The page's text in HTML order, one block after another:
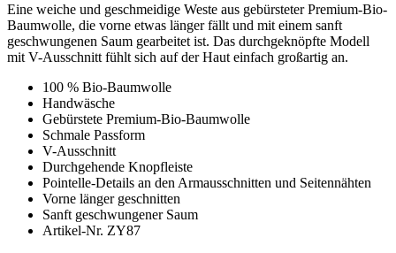
Eine weiche und geschmeidige Weste aus gebürsteter Premium-Bio-
Baumwolle, die vorne etwas länger fällt und mit einem sanft
geschwungenen Saum gearbeitet ist. Das durchgeknöpfte Modell
mit V-Ausschnitt fühlt sich auf der Haut einfach großartig an.
100 % Bio-Baumwolle
Handwäsche
Gebürstete Premium-Bio-Baumwolle
Schmale Passform
V-Ausschnitt
Durchgehende Knopfleiste
Pointelle-Details an den Armausschnitten und Seitennähten
Vorne länger geschnitten
Sanft geschwungener Saum
Artikel-Nr. ZY87